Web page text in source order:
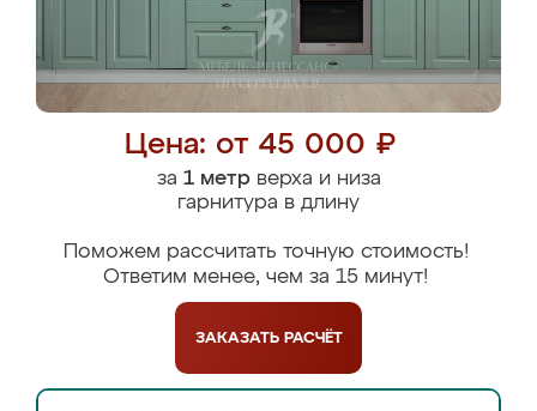
Цена: от 45 000 ₽
за 1 метрверха и низа
гарнитура в длину
Поможем рассчитать точную стоимость!
Ответим менее, чем за 15 минут!
ЗАКАЗАТЬ РАСЧЁТ